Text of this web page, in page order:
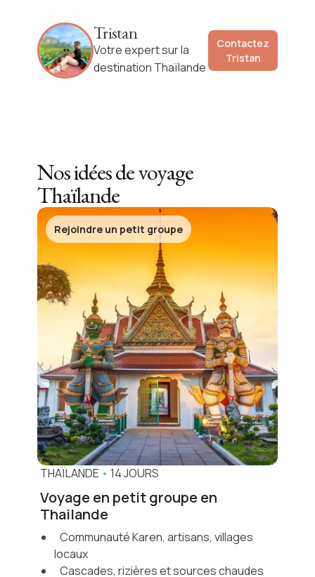
Tristan
Votre expert sur la
destination Thaïlande
Contactez
Tristan
Nos idées de voyage
Thaïlande
Rejoindre un petit groupe
THAÏLANDE • 14 JOURS
Voyage en petit groupe en
Thailande
Communauté Karen, artisans, villages
locaux
Cascades, rizières et sources chaudes